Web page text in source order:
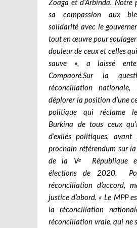
sa compassion aux
solidarité avec le
tout en œuvre pour
douleur de ceux et celles
sauve », a laissé
Compaoré.Sur la
réconciliation
déplorer la position d’une
politique qui réclame
Burkina de tous ceux
d’exilés politiques,
prochain référendum sur
de la VeRépublique
élections de 2020.
réconciliation d’accord,
justice d’abord. « Le MPP
la réconciliation
réconciliation vraie, qui ne